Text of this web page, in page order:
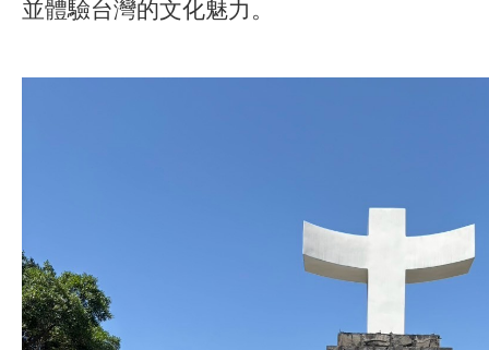
並體驗台灣的文化魅力。